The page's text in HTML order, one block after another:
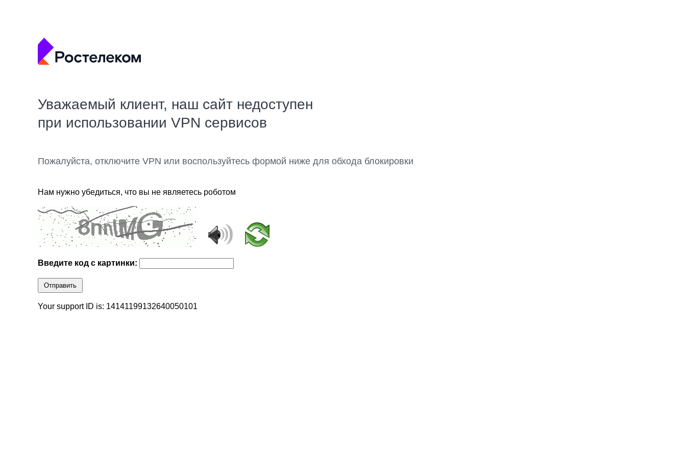
Уважаемый клиент, наш сайт недоступен
при использовании VPN сервисов
Пожалуйста, отключите VPN или воспользуйтесь формой ниже для обхода блокировки
Нам нужно убедиться, что вы не являетесь роботом
Введите код с картинки:
Отправить
Your support ID is: 14141199132640050101